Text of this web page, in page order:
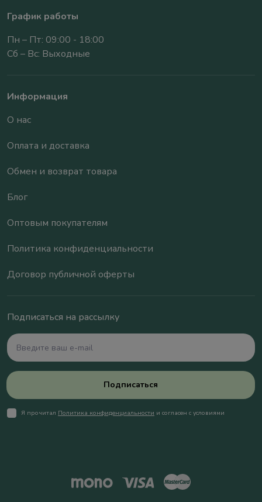
График работы
Пн – Пт: 09:00 - 18:00
Сб – Вс: Выходные
Информация
О нас
Оплата и доставка
Обмен и возврат товара
Блог
Оптовым покупателям
Политика конфиденциальности
Договор публичной оферты
Подписаться на рассылку
Подписаться
Я прочитал Политика конфиденциальности и согласен с условиями